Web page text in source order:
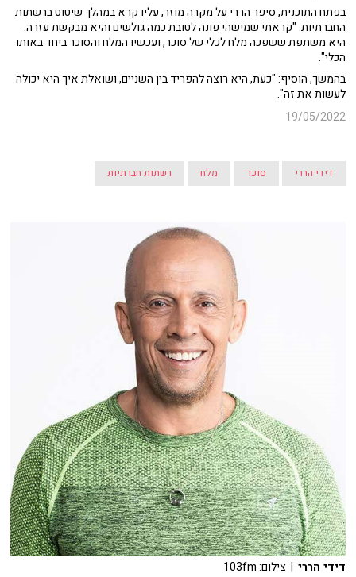
בפתח התוכנית, סיפר הררי על מקרה מוזר, עליו קרא במהלך שיטוט ברשתות
החברתיות: "קראתי שמישהי פונה לטובת כמה גולשים והיא מבקשת עזרה.
היא משתפת ששפכה מלח לכלי של סוכר, ועכשיו המלח והסוכר ביחד באותו
הכלי".
בהמשך, הוסיף: "כעת, היא רוצה להפריד בין השניים, ושואלת איך היא יכולה
לעשות את זה".
19/05/2022
דידי הררי סוכר מלח רשתות חברתיות
דידי הררי | צילום: 103fm